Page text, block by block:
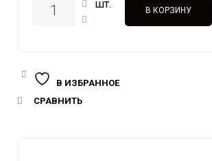
шт. В КОРЗИНУ
В ИЗБРАННОЕ
СРАВНИТЬ